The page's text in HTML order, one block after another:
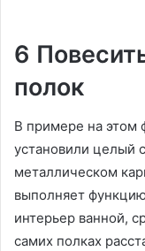
6
полок
В примере на этом
установили целый
металлическом
выполняет
интерьер ванной,
самих полках